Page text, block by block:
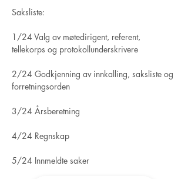
Saksliste:
1/24 Valg av møtedirigent, referent,
tellekorps og protokollunderskrivere
2/24 Godkjenning av innkalling, saksliste og
forretningsorden
3/24 Årsberetning
4/24 Regnskap
5/24 Innmeldte saker